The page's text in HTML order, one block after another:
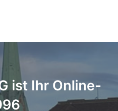
ist Ihr Online-